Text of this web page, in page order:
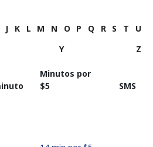
J K L M N O P Q R S T
U
Y Z
Minutos por
⁦$5⁩
SMS